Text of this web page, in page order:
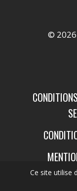
Ce site utilise
©